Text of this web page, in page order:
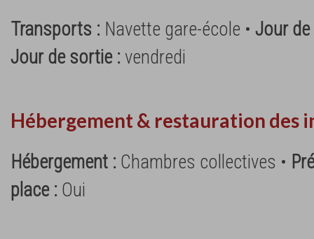
Transports : Navette gare-école • Jour
Jour de sortie :vendredi
Hébergement & restauration des
Hébergement : Chambres collectives •
place : Oui